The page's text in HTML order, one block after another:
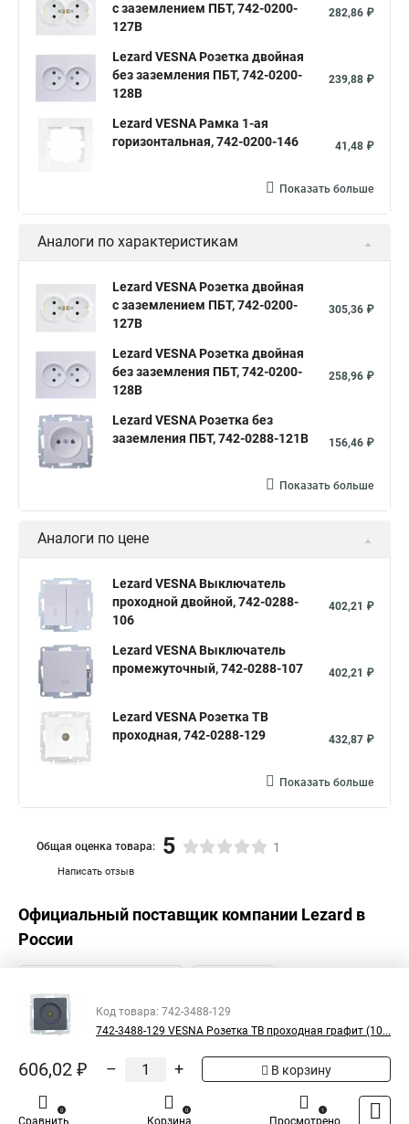
с заземлением ПБТ, 742-0200-
127B
282,86 ₽
Lezard VESNA Розетка двойная
без заземления ПБТ, 742-0200-
128B
239,88 ₽
Lezard VESNA Рамка 1-ая
горизонтальная, 742-0200-146
41,48 ₽
Показать больше
Аналоги по характеристикам
Lezard VESNA Розетка двойная
с заземлением ПБТ, 742-0200-
127B
305,36 ₽
Lezard VESNA Розетка двойная
без заземления ПБТ, 742-0200-
128B
258,96 ₽
Lezard VESNA Розетка без
заземления ПБТ, 742-0288-121B
156,46 ₽
Показать больше
Аналоги по цене
Lezard VESNA Выключатель
проходной двойной, 742-0288-
106
402,21 ₽
Lezard VESNA Выключатель
промежуточный, 742-0288-107
402,21 ₽
Lezard VESNA Розетка ТВ
проходная, 742-0288-129
432,87 ₽
Показать больше
Написать отзыв
Общая оценка товара: 5 1
Официальный поставщик компании Lezard в
России
Код товара: 742-3488-129
742-3488-129 VESNA Розетка ТВ проходная графит (10...
606,02 ₽ – + В корзину
Сравнить
0
Корзина
0
Просмотрено
1